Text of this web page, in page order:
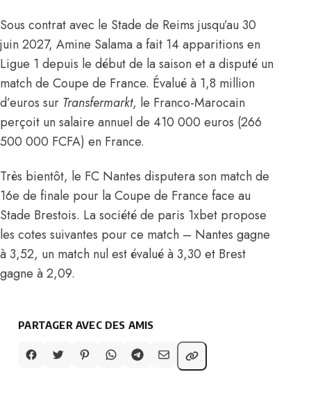
Sous contrat avec le Stade de Reims jusqu’au 30
juin 2027, Amine Salama a fait 14 apparitions en
Ligue 1 depuis le début de la saison et a disputé un
match de Coupe de France. Évalué à 1,8 million
d’euros sur Transfermarkt, le Franco-Marocain
perçoit un salaire annuel de 410 000 euros (266
500 000 FCFA) en France.
Très bientôt, le FC Nantes disputera son match de
16e de finale pour la Coupe de France face au
Stade Brestois. La société de paris 1xbet propose
les cotes suivantes pour ce match – Nantes gagne
à 3,52, un match nul est évalué à 3,30 et Brest
gagne à 2,09.
PARTAGER AVEC DES AMIS